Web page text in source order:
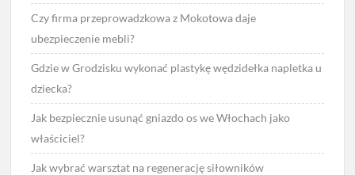
Czy firma przeprowadzkowa z Mokotowa daje
ubezpieczenie mebli?
Gdzie w Grodzisku wykonać plastykę wędzidełka napletka u
dziecka?
Jak bezpiecznie usunąć gniazdo os we Włochach jako
właściciel?
Jak wybrać warsztat na regenerację siłowników